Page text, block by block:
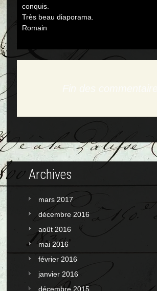
conquis.
Très beau diaporama.
Romain
Archives
mars 2017
décembre 2016
août 2016
mai 2016
février 2016
janvier 2016
décembre 2015